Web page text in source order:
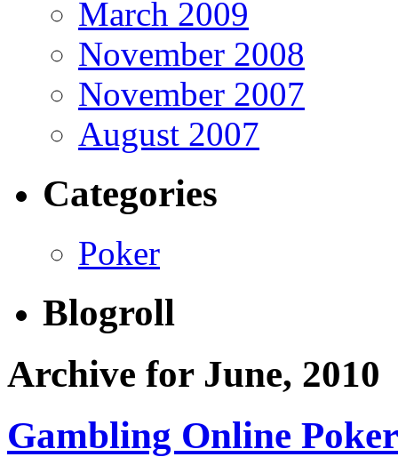
March 2009
November 2008
November 2007
August 2007
Categories
Poker
Blogroll
Archive for June, 2010
Gambling Online Poker